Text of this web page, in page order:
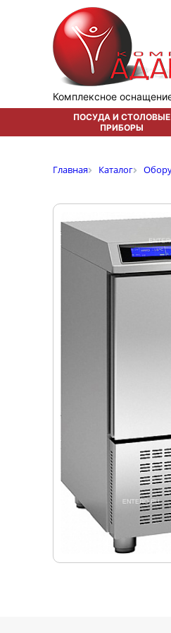
Комплексное
ПОСУДА И СТОЛОВЫЕ
ПРИБОРЫ
Главная Каталог